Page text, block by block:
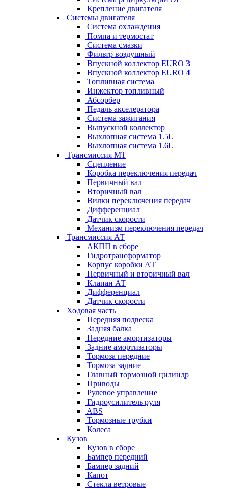
Крепление двигателя
Системы двигателя
Система охлаждения
Помпа и термостат
Система смазки
Фильтр воздушный
Впускной коллектор EURO 3
Впускной коллектор EURO 4
Топливная система
Инжектор топливный
Абсорбер
Педаль акселератора
Система зажигания
Выпускной коллектор
Выхлопная система 1.5L
Выхлопная система 1.6L
Трансмиссия МТ
Сцепление
Коробка переключения передач
Первичный вал
Вторичный вал
Вилки переключения передач
Дифференциал
Датчик скорости
Механизм переключения передач
Трансмиссия АТ
АКПП в сборе
Гидротрансформатор
Корпус коробки АТ
Первичный и вторичный вал
Клапан АТ
Дифференциал
Датчик скорости
Ходовая часть
Передняя подвеска
Задняя балка
Передние амортизаторы
Задние амортизаторы
Тормоза передние
Тормоза задние
Главный тормозной цилиндр
Приводы
Рулевое управление
Гидроусилитель руля
ABS
Тормозные трубки
Колеса
Кузов
Кузов в сборе
Бампер передний
Бампер задний
Капот
Стекла ветровые